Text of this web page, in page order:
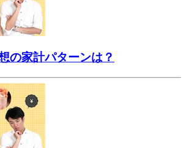
の家計パターンは？